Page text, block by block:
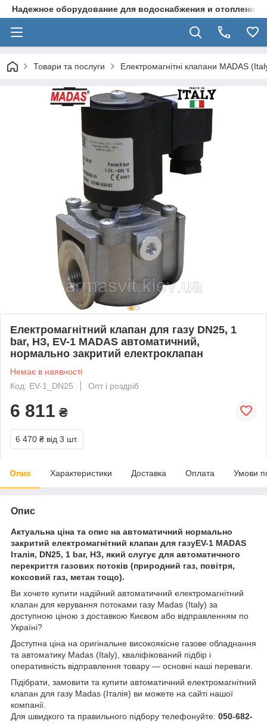
Надежное оборудование для водоснабжения и отопления
Товари та послуги Електромагнітні клапани MADAS
Електромагнітний клапан для газу DN25, 1
bar, НЗ, EV-1 MADAS автоматичний,
нормально закритий електроклапан
Немає в наявності
Код: EV-1_DN25
Опт і роздріб
6 811 ₴
6 470 ₴ від 3 шт.
Опис Характеристики Доставка Оплата Умови
Опис
Актуальна ціна та опис на автоматичний нормально
закритий електромагнітний клапан для газуEV-1 MADAS
Італія, DN25, 1 bar, НЗ, який слугує для автоматичного
перекриття газових потоків (природний газ, повітря,
коксовий газ, метан тощо).
Ви хочете купити надійний автоматичний електромагнітний
клапан для керування потоками газу Madas (Italy) за
доступною ціною з доставкою Києвом або відправленням по
Україні?
Доступна ціна на оригінальне високоякісне газове обладнання
та автоматику Madas (Italy), кваліфікований підбір і
оперативність відправлення товару — основні наші переваги.
Підібрати, замовити та купити автоматичний електромагнітний
клапан для газу Madas (Італія) ви можете на сайті нашої
компанії.
Для швидкого та правильного підбору телефонуйте: 050-682-